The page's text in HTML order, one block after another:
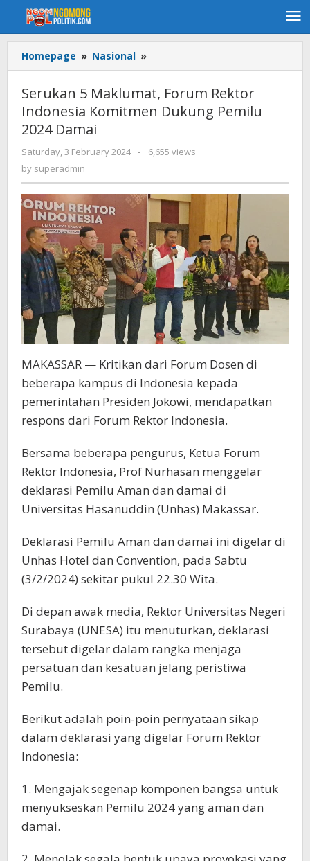
content
Homepage » Nasional »
5
Forum
Rektor
Dukung
2024
Damai
Serukan 5 Maklumat, Forum Rektor
Indonesia Komitmen Dukung Pemilu
2024 Damai
Saturday, 3 February 2024
by
-
6,655 views
by superadmin
MAKASSAR — Kritikan dari Forum Dosen di
beberapa kampus di Indonesia kepada
pemerintahan Presiden Jokowi, mendapatkan
respons dari Forum Rektor Indonesia.
Bersama beberapa pengurus, Ketua Forum
Rektor Indonesia, Prof Nurhasan menggelar
deklarasi Pemilu Aman dan damai di
Universitas Hasanuddin (Unhas) Makassar.
Deklarasi Pemilu Aman dan damai ini digelar di
Unhas Hotel dan Convention, pada Sabtu
(3/2/2024) sekitar pukul 22.30 Wita.
Di depan awak media, Rektor Universitas Negeri
Surabaya (UNESA) itu menuturkan, deklarasi
tersebut digelar dalam rangka menjaga
persatuan dan kesatuan jelang peristiwa
Pemilu.
Berikut adalah poin-poin pernyataan sikap
dalam deklarasi yang digelar Forum Rektor
Indonesia:
1. Mengajak segenap komponen bangsa untuk
menyukseskan Pemilu 2024 yang aman dan
damai.